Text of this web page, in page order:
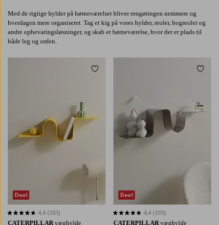
Med de rigtige hylder på børneværelset bliver rengøringen nemmere og
hverdagen mere organiseret. Tag et kig på vores hylder, reoler, bogreoler og
andre opbevaringsløsninger, og skab et børneværelse, hvor der er plads til
både leg og orden.
CATERPILLAR væghylde
4,4 baseret på 103 bedømmelser
4,4 (103)
Deal
Tilføj til favoritter
CATERPILLAR væghylde
4,4 baseret på 103 bedømmelser
4,4 (103)
Deal
Tilføj